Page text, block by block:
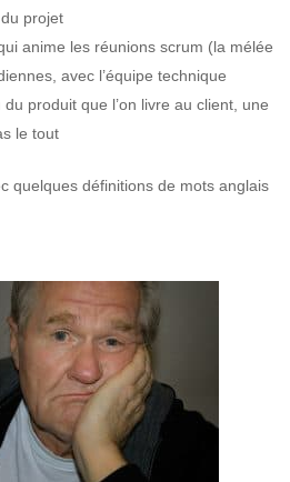
projet
anime les réunions scrum (la mélée
avec l’équipe technique
produit que l’on livre au client, une
le tout
quelques définitions de mots anglais